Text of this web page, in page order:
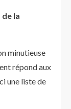
la
minutieuse
répond aux
une liste de